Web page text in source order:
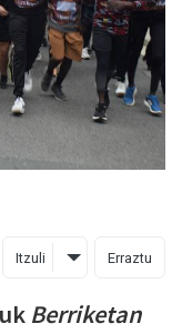
Itzuli Erraztu
Berriketan